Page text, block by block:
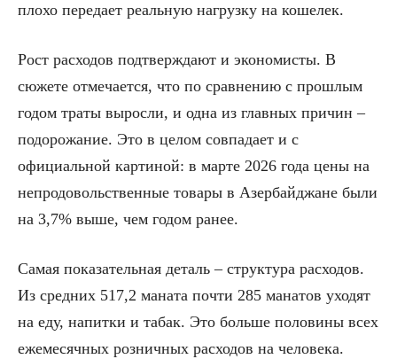
плохо передает реальную нагрузку на кошелек.
Рост расходов подтверждают и экономисты. В
сюжете отмечается, что по сравнению с прошлым
годом траты выросли, и одна из главных причин –
подорожание. Это в целом совпадает и с
официальной картиной: в марте 2026 года цены на
непродовольственные товары в Азербайджане были
на 3,7% выше, чем годом ранее.
Самая показательная деталь – структура расходов.
Из средних 517,2 маната почти 285 манатов уходят
на еду, напитки и табак. Это больше половины всех
ежемесячных розничных расходов на человека.